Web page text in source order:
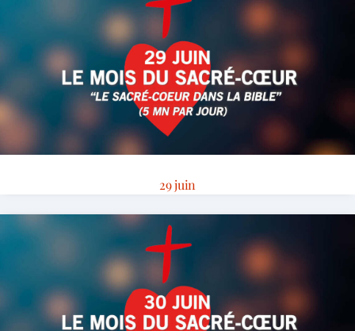
29 juin